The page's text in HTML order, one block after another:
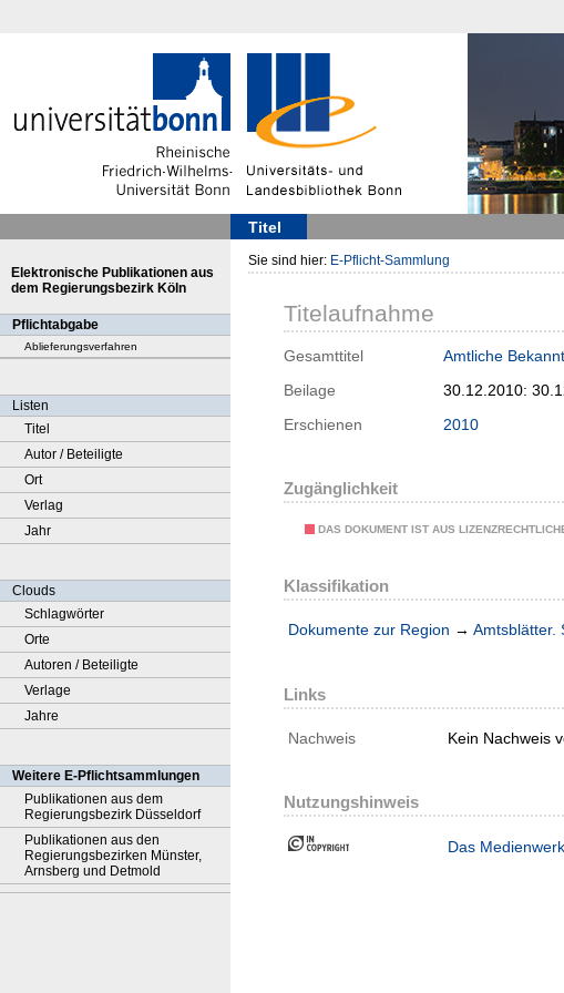
Titel
Elektronische Publikationen aus
dem Regierungsbezirk Köln
Pflichtabgabe
Ablieferungsverfahren
Listen
Titel
Autor / Beteiligte
Ort
Verlag
Jahr
Clouds
Schlagwörter
Orte
Autoren / Beteiligte
Verlage
Jahre
Weitere E-Pflichtsammlungen
Publikationen aus dem
Regierungsbezirk Düsseldorf
Publikationen aus den
Regierungsbezirken Münster,
Arnsberg und Detmold
Sie sind hier: E-Pflicht-Sammlung
Titelaufnahme
Gesamttitel
Amtliche
Beilage
30.12.2010:
Erschienen
2010
Zugänglichkeit
DAS DOKUMENT IST AUS
Klassifikation
Dokumente zur Region → Amtsblätter.
Links
Nachweis Kein Nachweis
Nutzungshinweis
Das